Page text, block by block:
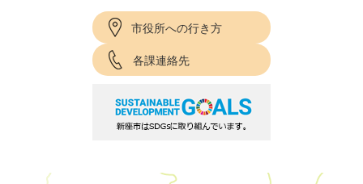
市役所への行き方
各課連絡先